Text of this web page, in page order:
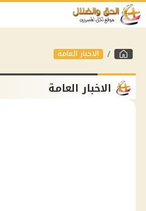
الاخبار العامة
الاخبار العامة